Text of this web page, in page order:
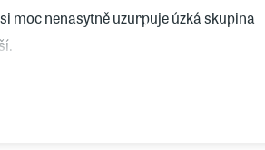
moc nenasytně uzurpuje úzká skupina